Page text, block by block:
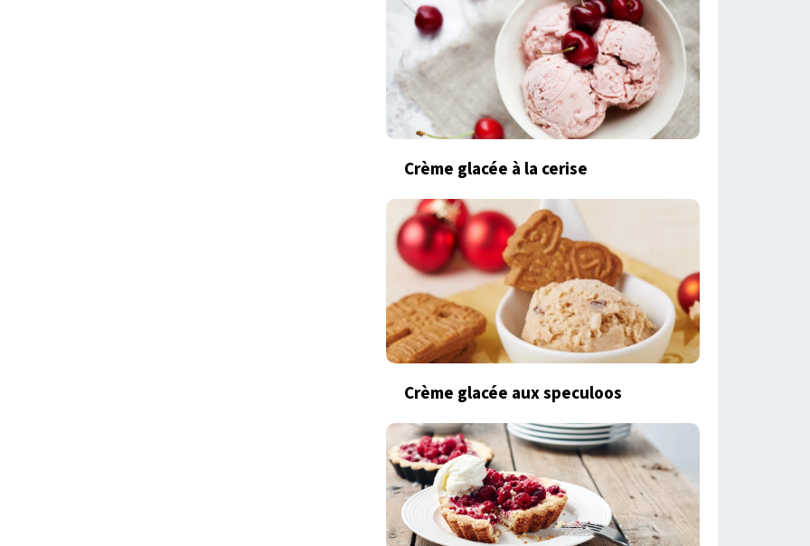
Crème glacée à la cerise
Crème glacée aux speculoos